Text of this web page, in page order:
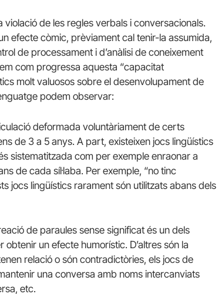
violació de les regles verbals i conversacionals.
efecte còmic, prèviament cal tenir-la assumida,
de processament i d’anàlisi de coneixement
com progressa aquesta “capacitat
molt valuosos sobre el desenvolupament de
podem observar:
deformada voluntàriament de certs
de 3 a 5 anys. A part, existeixen jocs lingüístics
sistematitzada com per exemple enraonar a
de cada síl·laba. Per exemple, “no tinc
jocs lingüístics rarament són utilitzats abans dels
de paraules sense significat és un dels
un efecte humorístic. D’altres són la
relació o són contradictòries, els jocs de
una conversa amb noms intercanviats
etc.